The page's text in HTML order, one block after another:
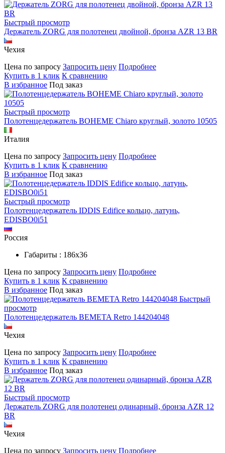
Быстрый просмотр
Держатель ZORG для полотенец двойной, бронза AZR 13 BR
Чехия
Цена по запросу Запросить цену Подробнее
Купить в 1 клик К сравнению
В избранное Под заказ
Быстрый просмотр
Полотенцедержатель BOHEME Chiaro круглый, золото 10505
Италия
Цена по запросу Запросить цену Подробнее
Купить в 1 клик К сравнению
В избранное Под заказ
Быстрый просмотр
Полотенцедержатель IDDIS Edifice кольцо, латунь,
EDISBO0i51
Россия
Габариты : 186х36
Цена по запросу Запросить цену Подробнее
Купить в 1 клик К сравнению
В избранное Под заказ
Быстрый
просмотр
Полотенцедержатель BEMETA Retro 144204048
Чехия
Цена по запросу Запросить цену Подробнее
Купить в 1 клик К сравнению
В избранное Под заказ
Быстрый просмотр
Держатель ZORG для полотенец одинарный, бронза AZR 12
BR
Чехия
Цена по запросу Запросить цену Подробнее